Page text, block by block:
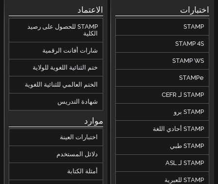
اختبارات
STAMP
STAMP 4S
STAMP WS
STAMPe
STAMP لـ CEFR
STAMP برو
STAMP أحادي اللغة
STAMP طبي
STAMP لـ ASL
STAMP للعبرية
الاعتماد
STAMP للحصول على رصيد
الكلية
شارات أفانت الرقمية
ختم الثنائية اللغوية للولاية
الختم العالمي للثنائية اللغوية
شهادة التدريس
موارد
اختبارات العينة
دلائل المستخدم
أمثلة الكتابة